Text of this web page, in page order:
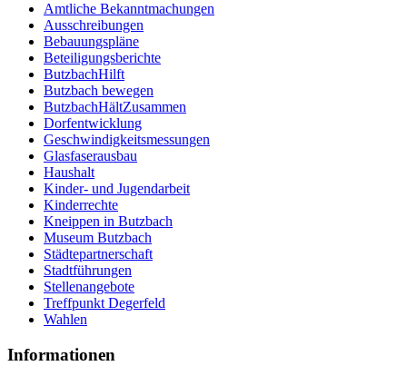
Amtliche Bekanntmachungen
Ausschreibungen
Bebauungspläne
Beteiligungsberichte
ButzbachHilft
Butzbach bewegen
ButzbachHältZusammen
Dorfentwicklung
Geschwindigkeitsmessungen
Glasfaserausbau
Haushalt
Kinder- und Jugendarbeit
Kinderrechte
Kneippen in Butzbach
Museum Butzbach
Städtepartnerschaft
Stadtführungen
Stellenangebote
Treffpunkt Degerfeld
Wahlen
Informationen